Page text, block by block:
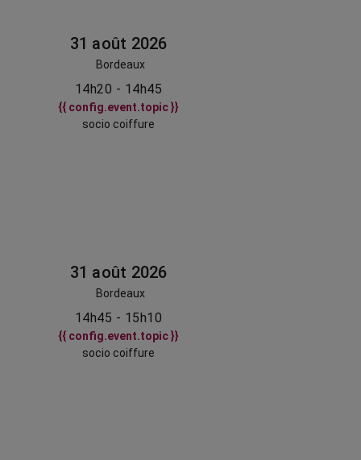
31 août 2026
Bordeaux
14h20 - 14h45
{{ config.event.topic }}
socio coiffure
31 août 2026
Bordeaux
14h45 - 15h10
{{ config.event.topic }}
socio coiffure